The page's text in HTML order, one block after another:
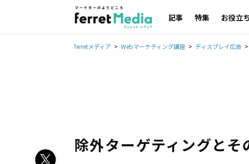
記事 特集 お役立
ferretメディア Webマーケティング講座 ディスプレイ広告
除外ターゲティングと